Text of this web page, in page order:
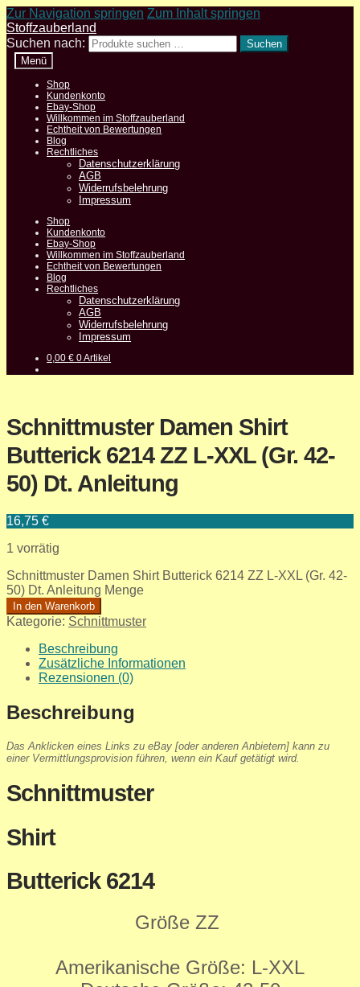
Zur Navigation springen Zum Inhalt springen
Stoffzauberland
Suchen nach:
Suchen
Menü
Shop
Kundenkonto
Ebay-Shop
Willkommen im Stoffzauberland
Echtheit von Bewertungen
Blog
Rechtliches
Datenschutzerklärung
AGB
Widerrufsbelehrung
Impressum
Shop
Kundenkonto
Ebay-Shop
Willkommen im Stoffzauberland
Echtheit von Bewertungen
Blog
Rechtliches
Datenschutzerklärung
AGB
Widerrufsbelehrung
Impressum
0,00€ 0 Artikel
Schnittmuster Damen Shirt
Butterick 6214 ZZ L-XXL (Gr. 42-
50) Dt. Anleitung
16,75 €
1 vorrätig
Schnittmuster Damen Shirt Butterick 6214 ZZ L-XXL (Gr. 42-
50) Dt. Anleitung Menge
In den Warenkorb
Kategorie: Schnittmuster
Beschreibung
Zusätzliche Informationen
Rezensionen (0)
Beschreibung
Das Anklicken eines Links zu eBay [oder anderen Anbietern] kann zu
einer Vermittlungsprovision führen, wenn ein Kauf getätigt wird.
Schnittmuster
Shirt
Butterick 6214
Größe ZZ
Amerikanische Größe: L-XXL